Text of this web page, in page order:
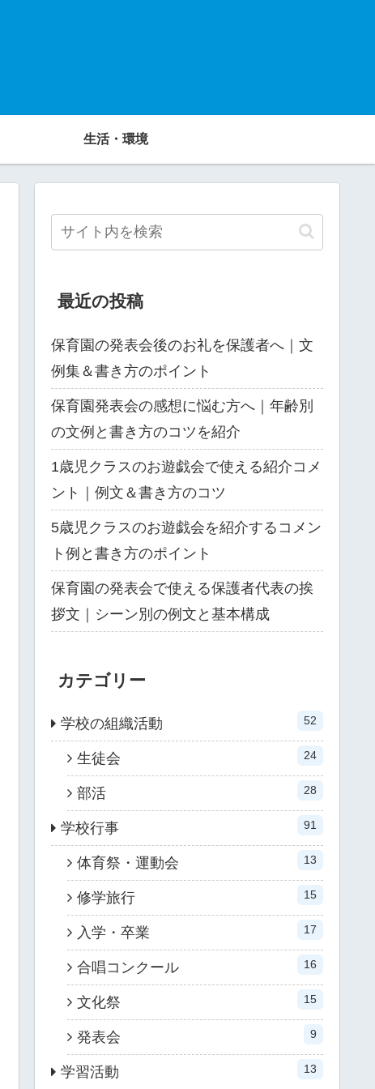
生活・環境
最近の投稿
保育園の発表会後のお礼を保護者へ｜文
例集＆書き方のポイント
保育園発表会の感想に悩む方へ｜年齢別
の文例と書き方のコツを紹介
1歳児クラスのお遊戯会で使える紹介コメ
ント｜例文＆書き方のコツ
5歳児クラスのお遊戯会を紹介するコメン
ト例と書き方のポイント
保育園の発表会で使える保護者代表の挨
拶文｜シーン別の例文と基本構成
カテゴリー
学校の組織活動 52
生徒会 24
部活 28
学校行事 91
体育祭・運動会 13
修学旅行 15
入学・卒業 17
合唱コンクール 16
文化祭 15
発表会 9
学習活動 13